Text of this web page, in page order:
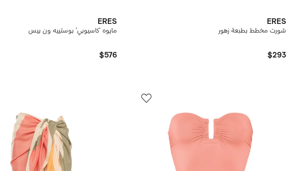
ERES
شورت مخطط بطبعة زهور
$293
ERES
مايوه 'كاسيوبي' بوستييه ون بيس
$576